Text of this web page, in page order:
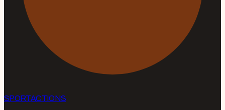
SPORTACTIONS